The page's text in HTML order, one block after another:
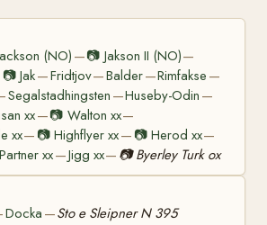
(NO) —📷 Jakson II (NO)—
📷Jak—Fridtjov—Balder—Rimfakse —
Segalstadhingsten —Huseby-Odin —
xx—📷 Walton xx—
xx— 📷Highflyer xx— 📷 Herod xx—
Partner xx—Jigg xx— 📷 Byerley Turk ox
Docka —Sto e Sleipner N 395